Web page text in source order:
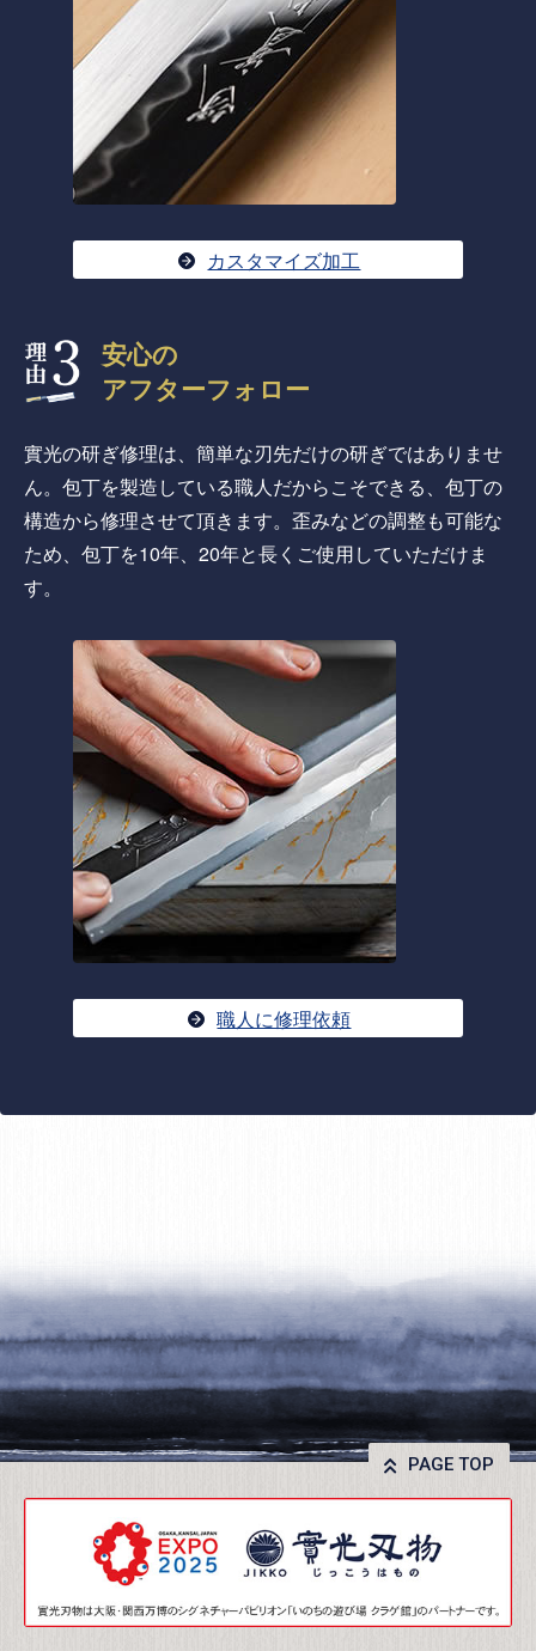
カスタマイズ加工
安心の
アフターフォロー
實光の研ぎ修理は、簡単な刃先だけの研ぎではありませ
ん。包丁を製造している職人だからこそできる、包丁の
構造から修理させて頂きます。歪みなどの調整も可能な
ため、包丁を10年、20年と長くご使用していただけま
す。
職人に修理依頼
PAGE TOP